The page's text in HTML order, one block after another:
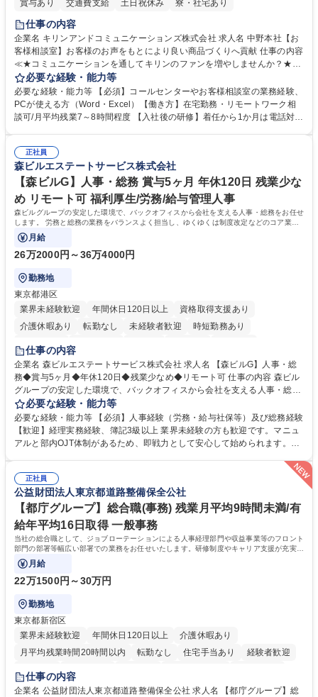
賞与あり 交通費支給 土日祝休み 寮・社宅あり
仕事の内容
企業名 キリンアンドコミュニケーションズ株式会社 求人名 中野本社【お
客様相談室】お客様のお声をもとにより良い商品づくりへ貢献 仕事の内容
≪★コミュニケーションを通してキリンのファンを増やしませんか？★≫
お客様のお声をより良い商品づくりに活かしていく上で、窓口となるお客
様相談室でのお仕事です。 日々お客様からいただくキリングループへのご
意見を、企業活動に活かしています。お客様からの声に迅速かつ誠意をも
って対応、情報提供するとともにグループ内活動に反映しています。 【具
平均100件前後■メール・手紙：同上40件前後 募集職種 中野本社【お客様
相談室】お客様のお声をもとにより良い商品づくりへ貢献
必要な経験・能力等
必要な経験・能力等 【必須】コールセンターやお客様相談室の業務経験、
PCが使える方（Word・Excel）【働き方】在宅勤務・リモートワーク相
談可/月平均残業7～8時間程度 【入社後の研修】着任から1か月は電話対応
すのでご安心ください。 【当社について】キリングループの広報機能を担
う会社として、お客様との出会いを大切にし、磨き上げたホスピタリティ
を込めてコミュニケーションをとりながら広報関連業務を行っておりま
す。 学歴・資格 学歴：大学院 大学 高専 短大 専修学校 高校 語学力： 資
格：
正社員
森ビルエステートサービス株式会社
【森ビルG】人事・総務 賞与5ヶ月 年休120日 残業少な
め リモート可 福利厚生/労務/給与管理人事
森ビルグループの安定した環境で、バックオフィスから会社を支える人事・総務をお任せ
します。 労務と総務の業務をバランスよく担当し、ゆくゆくは制度改定などのコア業務
にも挑戦できる、やりがいある環境です。
月給
26万2000円～36万4000円
勤務地
東京都港区
業界未経験歓迎
年間休日120日以上
資格取得支援あり
介護休暇あり
転勤なし 未経験者歓迎
時短勤務あり
経験者歓迎
完全週休2日制
交通費支給 長期歓迎 駅近5分以内 土日祝休み
仕事の内容
企業名 森ビルエステートサービス株式会社 求人名 【森ビルG】人事・総
務◆賞与5ヶ月◆年休120日◆残業少なめ◆リモート可 仕事の内容 森ビル
グループの安定した環境で、バックオフィスから会社を支える人事・総務
をお任せします。 労務と総務の業務をバランスよく担当し、ゆくゆくは制
度改定などのコア業務にも挑戦できる、やりがいある環境です。 ■勤怠管
理、給与計算、社会保険手続き、年末調整等の労務管理全般 ■入退社手続
き、社内規定の改定や人事制度改定などのコア業務 ■社内イベントの企画
は部内のOJTを中心に、あなたの経験に合わせて不足している部分はいつ
でも質問・相談できる環境が整っているため、安心して成長できます。 募
集職種 【森ビルG】人事・総務◆賞与5ヶ月◆年休120日◆残業少なめ◆
リモート可
必要な経験・能力等
必要な経験・能力等 【必須】人事経験（労務・給与社保等）及び総務経験
【歓迎】経理実務経験、簿記3級以上 業界未経験の方も歓迎です。マニュ
アルと部内OJT体制があるため、即戦力として安心して始められます。
ます。定型業務に留まらず、社内規定や人事制度の改定など会社のコア業
務に挑戦できるため、自身の成長と組織への貢献度をダイレクトに実感で
きます。 残業少なめ、週1日リモート可など、ワークライフバランスを保
ち長期活躍できる環境です。 「これまでの幅広い経験を活かし、長期的な
キャリアを築きたい」という前向きな意欲と挑戦を全力で応援します。 学
歴・資格 学歴：大学院 大学 高専 短大 専修学校 高校 語学力： 資格：日商
簿記検定1級 日商簿記検定2級 日商簿記検定3級
正社員
公益財団法人東京都道路整備保全公社
【都庁グループ】総合職(事務) 残業月平均9時間未満/有
給年平均16日取得 一般事務
当社の総合職として、ジョブローテーションによる人事経理部門や収益事業等のフロント
部門の部署等幅広い部署での業務をお任せいたします。研修制度やキャリア支援が充実し
ております！ ※下記業務詳細
月給
22万1500円～30万円
勤務地
東京都新宿区
業界未経験歓迎
年間休日120日以上
介護休暇あり
月平均残業時間20時間以内
転勤なし 住宅手当あり
経験者歓迎
研修あり
退職金あり
駅近5分以内
資格取得手当あり 食事補助あり
仕事の内容
企業名 公益財団法人東京都道路整備保全公社 求人名 【都庁グループ】総